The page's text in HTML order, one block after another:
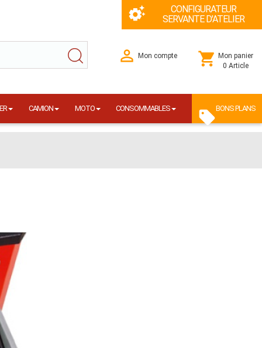
CONFIGURATEUR
SERVANTE D'ATELIER
Mon compte
Mon panier
0 Article
CAMION MOTO CONSOMMABLES BONS PLANS